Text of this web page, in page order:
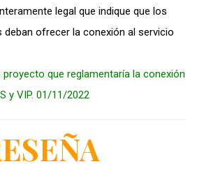
legal que indique que los
ofrecer la conexión al servicio
proyecto que reglamentaría la conexión
y VIP. 01/11/2022